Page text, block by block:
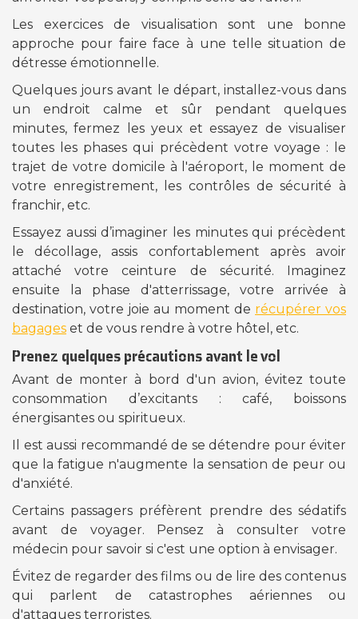
Les exercices de visualisation sont une bonne
approche pour faire face à une telle situation de
détresse émotionnelle.
Quelques jours avant le départ, installez-vous dans
un endroit calme et sûr pendant quelques
minutes, fermez les yeux et essayez de visualiser
toutes les phases qui précèdent votre voyage : le
trajet de votre domicile à l'aéroport, le moment de
votre enregistrement, les contrôles de sécurité à
franchir, etc.
Essayez aussi d’imaginer les minutes qui précèdent
le décollage, assis confortablement après avoir
attaché votre ceinture de sécurité. Imaginez
ensuite la phase d'atterrissage, votre arrivée à
destination, votre joie au moment de récupérer vos
bagages et de vous rendre à votre hôtel, etc.
Prenez quelques précautions avant le vol
Avant de monter à bord d'un avion, évitez toute
consommation d’excitants : café, boissons
énergisantes ou spiritueux.
Il est aussi recommandé de se détendre pour éviter
que la fatigue n'augmente la sensation de peur ou
d'anxiété.
Certains passagers préfèrent prendre des sédatifs
avant de voyager. Pensez à consulter votre
médecin pour savoir si c'est une option à envisager.
Évitez de regarder des films ou de lire des contenus
qui parlent de catastrophes aériennes ou
d'attaques terroristes.